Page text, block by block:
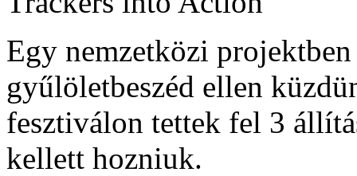
Egy nemzetközi
gyűlöletbeszéd ellen
fesztiválon tettek fel 3
kellett hozniuk.